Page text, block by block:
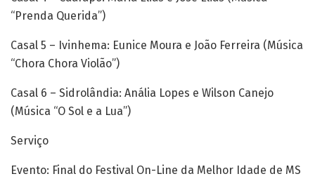
“Prenda Querida”)
Casal 5 – Ivinhema: Eunice Moura e João Ferreira (Música
“Chora Chora Violão”)
Casal 6 – Sidrolândia: Anália Lopes e Wilson Canejo
(Música “O Sol e a Lua”)
Serviço
Evento: Final do Festival On-Line da Melhor Idade de MS